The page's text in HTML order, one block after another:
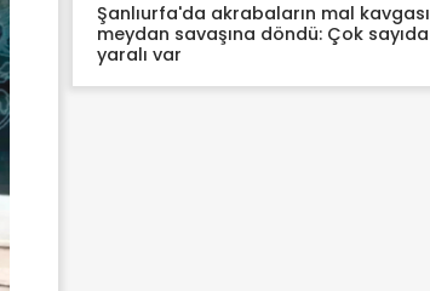
Şanlıurfa'da akrabaların mal kavgası
meydan savaşına döndü: Çok sayıda
yaralı var